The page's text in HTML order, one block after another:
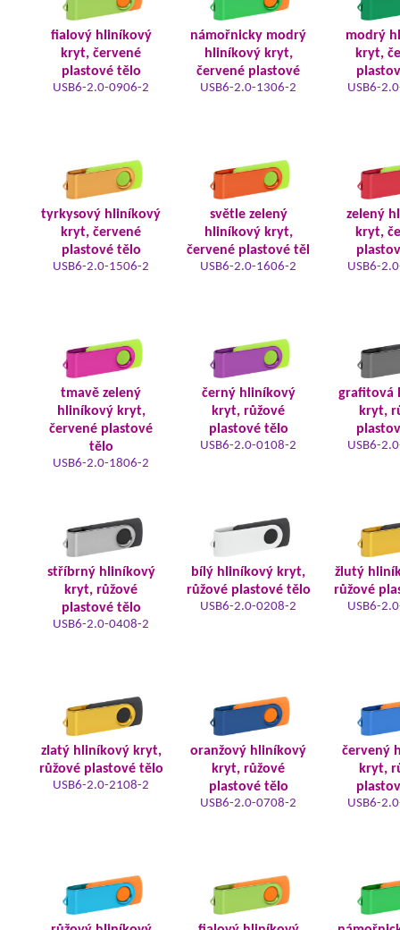
fialový hliníkový
kryt, červené
plastové tělo
USB6-2.0-0906-2
námořnicky modrý
hliníkový kryt,
červené plastové
USB6-2.0-1306-2
modrý
kryt,
USB6-
tyrkysový hliníkový
kryt, červené
plastové tělo
USB6-2.0-1506-2
světle zelený
hliníkový kryt,
červené plastové těl
USB6-2.0-1606-2
zelený
kryt,
USB6-
tmavě zelený
hliníkový kryt,
červené plastové
tělo
USB6-2.0-1806-2
černý hliníkový
kryt, růžové
plastové tělo
USB6-2.0-0108-2
grafitová
kryt,
USB6-
stříbrný hliníkový
kryt, růžové
plastové tělo
USB6-2.0-0408-2
bílý hliníkový kryt,
růžové plastové tělo
USB6-2.0-0208-2
žlutý
růžové
USB6-
zlatý hliníkový kryt,
růžové plastové tělo
USB6-2.0-2108-2
oranžový hliníkový
kryt, růžové
plastové tělo
USB6-2.0-0708-2
červený
kryt,
USB6-